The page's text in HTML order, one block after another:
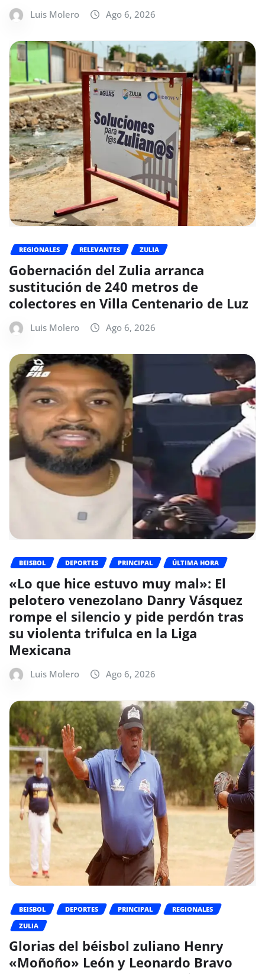
Luis Molero Ago 6, 2026
REGIONALES RELEVANTES ZULIA
Gobernación del Zulia arranca
sustitución de 240 metros de
colectores en Villa Centenario de Luz
Luis Molero Ago 6, 2026
BEISBOL DEPORTES PRINCIPAL ÚLTIMA HORA
«Lo que hice estuvo muy mal»: El
pelotero venezolano Danry Vásquez
rompe el silencio y pide perdón tras
su violenta trifulca en la Liga
Mexicana
Luis Molero Ago 6, 2026
BEISBOL DEPORTES PRINCIPAL
REGIONALES
ZULIA
Glorias del béisbol zuliano Henry
«Moñoño» León y Leonardo Bravo